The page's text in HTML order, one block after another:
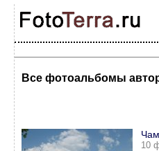
Все фотоальбомы
10